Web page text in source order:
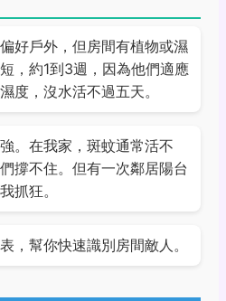
好戶外，但房間有植物或濕
，約1到3週，因為他們適應
度，沒水活不過五天。
。在我家，斑蚊通常活不
撐不住。但有一次鄰居陽台
抓狂。
，幫你快速識別房間敵人。